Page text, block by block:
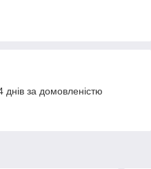
за домовленістю